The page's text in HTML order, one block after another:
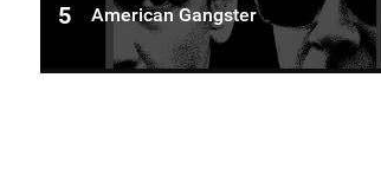
5 American Gangster